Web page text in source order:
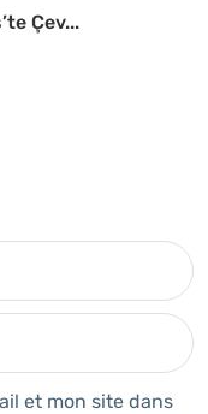
Çev...
et mon site dans